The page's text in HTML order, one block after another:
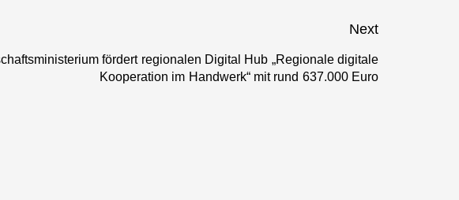
Next
Next
post:
fördert regionalen Digital Hub „Regionale digitale
Kooperation im Handwerk“ mit rund 637.000 Euro